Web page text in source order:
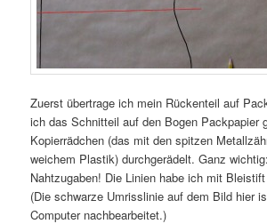
Zuerst übertrage ich mein Rückenteil auf
ich das Schnitteil auf den Bogen Packpapier
Kopierrädchen (das mit den spitzen
weichem Plastik) durchgerädelt. Ganz
Nahtzugaben! Die Linien habe ich mit
(Die schwarze Umrisslinie auf dem Bild hier
Computer nachbearbeitet.)